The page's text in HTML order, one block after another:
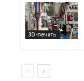
3D-печать